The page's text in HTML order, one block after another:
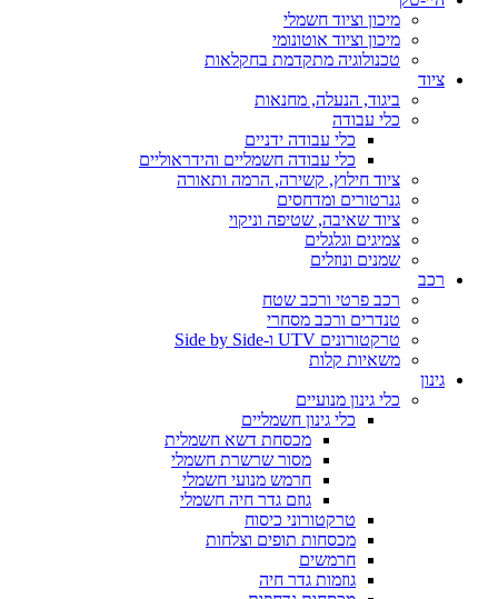
מיכון וציוד חשמלי
מיכון וציוד אוטונומי
טכנולוגיה מתקדמת בחקלאות
ציוד
ביגוד, הנעלה, מחנאות
כלי עבודה
כלי עבודה ידניים
כלי עבודה חשמליים והידראוליים
ציוד חילוץ, קשירה, הרמה ותאורה
גנרטורים ומדחסים
ציוד שאיבה, שטיפה וניקוי
צמיגים וגלגלים
שמנים ונוזלים
רכב
רכב פרטי ורכב שטח
טנדרים ורכב מסחרי
טרקטורונים UTV ו-Side by Side
משאיות קלות
גינון
כלי גינון מנועיים
כלי גינון חשמליים
מכסחת דשא חשמלית
מסור שרשרת חשמלי
חרמש מנועי חשמלי
גוזם גדר חיה חשמלי
טרקטורוני כיסוח
מכסחות תופים וצלחות
חרמשים
גוזמות גדר חיה